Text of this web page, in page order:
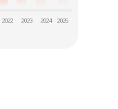
2022 2023 2024 2025